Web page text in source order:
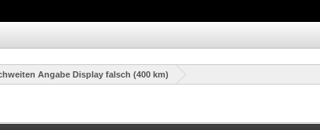
Angabe Display falsch (400 km)